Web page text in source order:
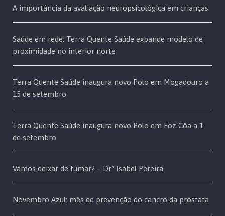
A importância da avaliação neuropsicológica em crianças
Saúde em rede: Terra Quente Saúde expande modelo de
proximidade no interior norte
Terra Quente Saúde inaugura novo Polo em Mogadouro a
15 de setembro
Terra Quente Saúde inaugura novo Polo em Foz Côa a 1
de setembro
Vamos deixar de fumar? – Drª Isabel Pereira
Novembro Azul: mês de prevenção do cancro da próstata